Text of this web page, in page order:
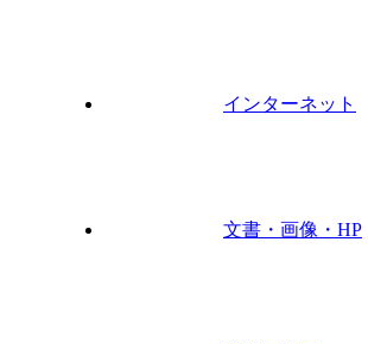
インターネット
文書・画像・HP